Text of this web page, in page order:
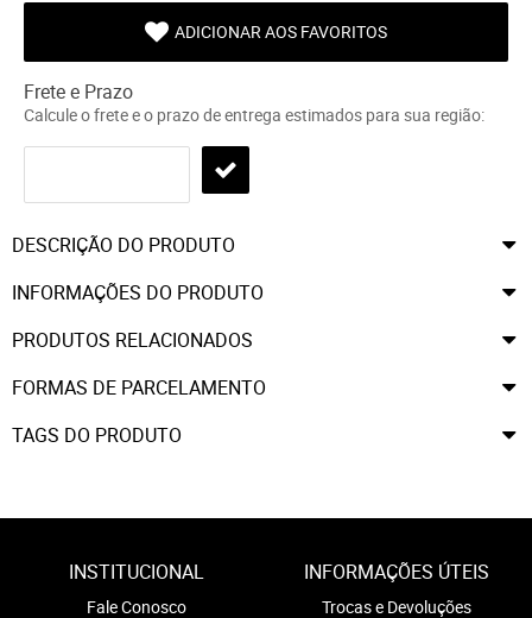
ADICIONAR AOS FAVORITOS
Frete e Prazo
Calcule o frete e o prazo de entrega estimados para sua região:
DESCRIÇÃO DO PRODUTO
INFORMAÇÕES DO PRODUTO
PRODUTOS RELACIONADOS
FORMAS DE PARCELAMENTO
TAGS DO PRODUTO
INSTITUCIONAL
Fale Conosco
INFORMAÇÕES ÚTEIS
Trocas e Devoluções